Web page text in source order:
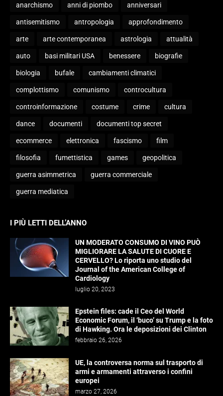
anarchismo anni di piombo anniversari
antisemitismo antropologia approfondimento
arte arte contemporanea astrologia attualità
auto basi militari USA benessere biografie
biologia bufale cambiamenti climatici
complottismo comunismo controcultura
controinformazione costume crime cultura
dance documenti documenti top secret
ecommerce elettronica fascismo film
filosofia fumettistica games geopolitica
guerra asimmetrica guerra commerciale
guerra mediatica
I PIÙ LETTI DELL’ANNO
UN MODERATO CONSUMO DI VINO PUÒ
MIGLIORARE LA SALUTE DI CUORE E
CERVELLO? Lo riporta uno studio del
Journal of the American College of
Cardiology
luglio 20, 2023
Epstein files: cade il Ceo del World
Economic Forum, il ‘buco’ su Trump e la foto
di Hawking. Ora le deposizioni dei Clinton
febbraio 26, 2026
UE, la controversa norma sul trasporto di
armi e armamenti attraverso i confini
europei
marzo 27, 2026